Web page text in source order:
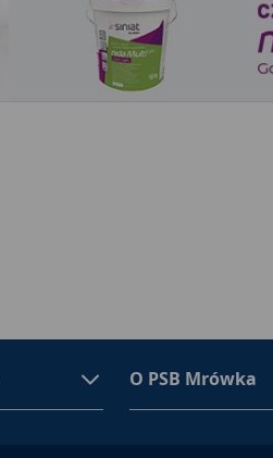
O PSB Mrówka